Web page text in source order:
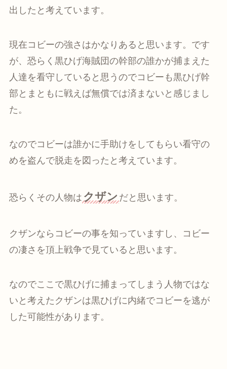
出したと考えています。
現在コビーの強さはかなりあると思います。です
が、恐らく黒ひげ海賊団の幹部の誰かが捕まえた
人達を看守していると思うのでコビーも黒ひげ幹
部とまともに戦えば無償では済まないと感じまし
た。
なのでコビーは誰かに手助けをしてもらい看守の
めを盗んで脱走を図ったと考えています。
恐らくその人物は クザン だと思います。
クザンならコビーの事を知っていますし、コビー
の凄さを頂上戦争で見ていると思います。
なのでここで黒ひげに捕まってしまう人物ではな
いと考えたクザンは黒ひげに内緒でコビーを逃が
した可能性があります。